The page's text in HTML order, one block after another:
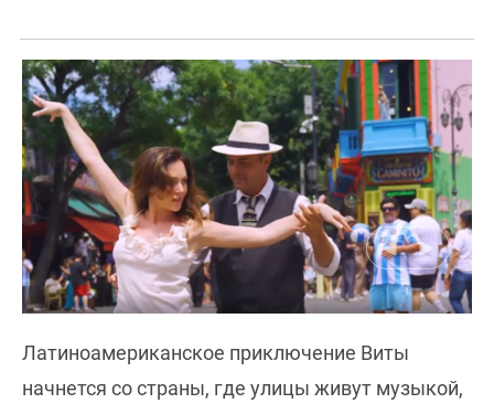
Латиноамериканское приключение Виты
начнется со страны, где улицы живут музыкой,